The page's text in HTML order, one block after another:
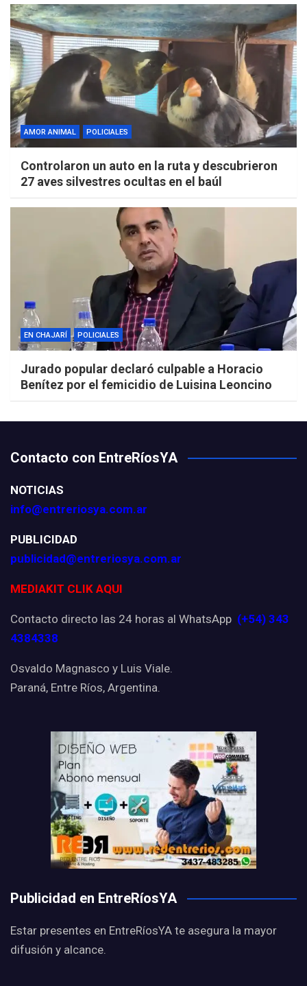
AMOR ANIMAL POLICIALES
Controlaron un auto en la ruta y descubrieron
27 aves silvestres ocultas en el baúl
EN CHAJARÍ POLICIALES
Jurado popular declaró culpable a Horacio
Benítez por el femicidio de Luisina Leoncino
Contacto con EntreRíosYA
NOTICIAS
info@entreriosya.com.ar
PUBLICIDAD
publicidad@entreriosya.com.ar
MEDIAKIT CLIK AQUI
Contacto directo las 24 horas al WhatsApp (+54) 343
4384338
Osvaldo Magnasco y Luis Viale.
Paraná, Entre Ríos, Argentina.
Publicidad en EntreRíosYA
Estar presentes en EntreRíosYA te asegura la mayor
difusión y alcance.